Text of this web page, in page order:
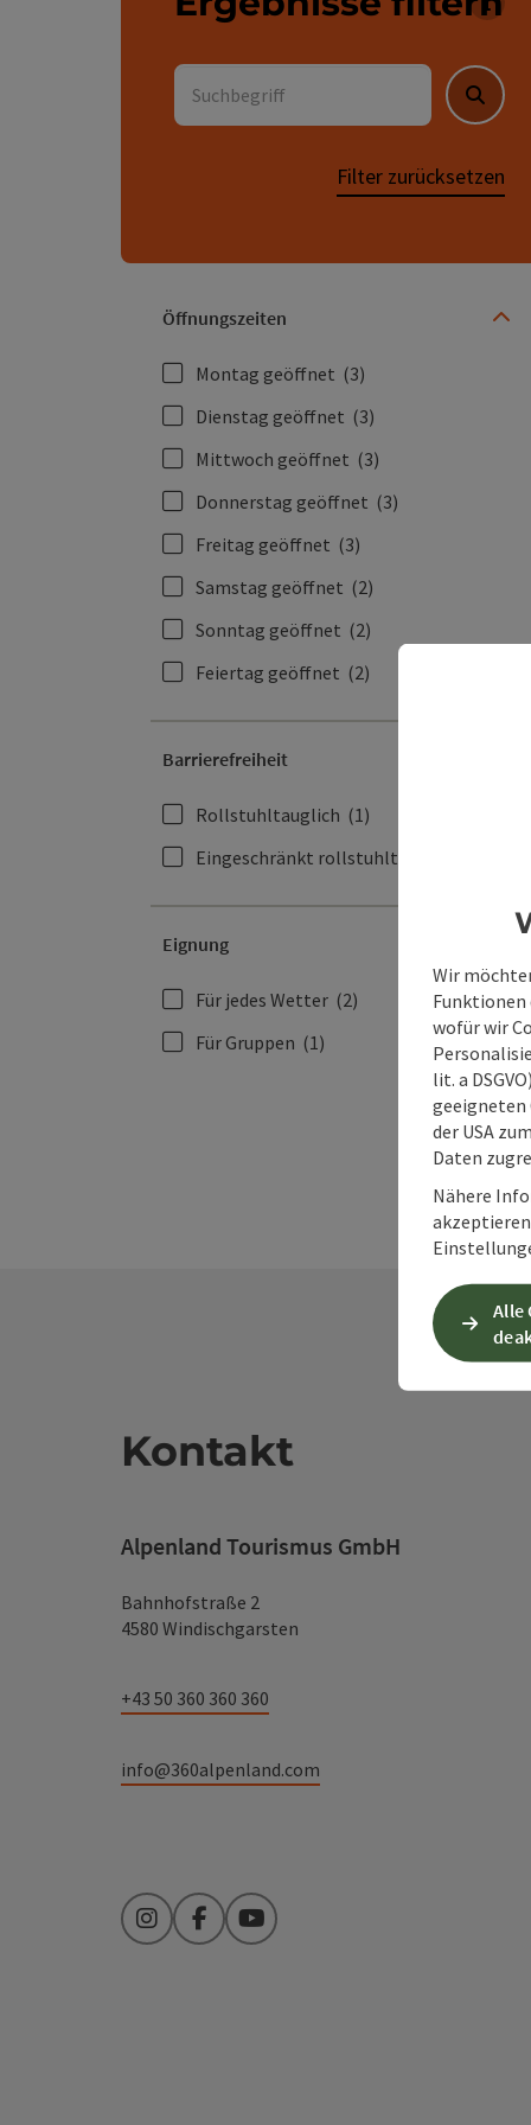
Für
Suchbegriff
Suchen
Filter zurücksetzen
Öffnungszeiten
Montag geöffnet (3)
Dienstag geöffnet (3)
Mittwoch geöffnet (3)
Donnerstag geöffnet (3)
Freitag geöffnet (3)
Samstag geöffnet (2)
Sonntag geöffnet (2)
Feiertag geöffnet (2)
Barrierefreiheit
Rollstuhltauglich (1)
Eingeschränkt rollstuhltauglich
Eignung
Für jedes Wetter (2)
Für Gruppen (1)
Kontakt
Alpenland Tourismus GmbH
Bahnhofstraße 2
4580 Windischgarsten
+43 50 360 360 360
info@360alpenland.com
InstagramFacebookYouTube
Wir
Funktionen
wofür wir
lit. a
geeigneten
der USA
Daten
Nähere
akzeptieren
Alle